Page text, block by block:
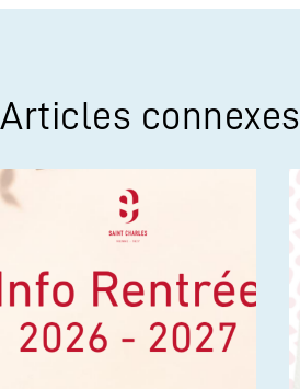
Articles connexes